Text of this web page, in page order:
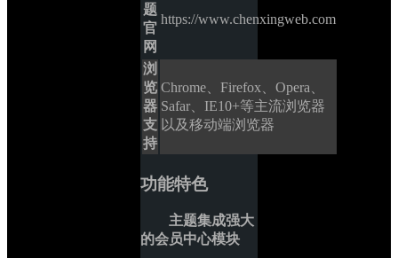
题
官
网
https://www.chenxingweb.com
浏
览
器
支
持
Chrome、Firefox、Opera、
Safar、IE10+等主流浏览器
以及移动端浏览器
功能特色
主题集成强大
的会员中心模块